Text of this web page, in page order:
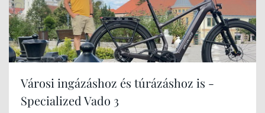
Városi ingázáshoz és túrázáshoz is -
Specialized Vado 3